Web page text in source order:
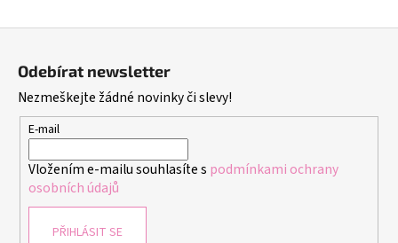
Odebírat newsletter
Nezmeškejte žádné novinky či slevy!
E-mail
Vložením e-mailu souhlasíte s podmínkami ochrany
osobních údajů
PŘIHLÁSIT SE